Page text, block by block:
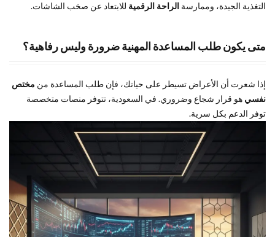
التغذية الجيدة، وممارسة الراحة الرقمية للابتعاد عن صخب الشاشات.
متى يكون طلب المساعدة المهنية ضرورة وليس رفاهية؟
إذا شعرت أن الأعراض تسيطر على حياتك، فإن طلب المساعدة من مختص
نفسي هو قرار شجاع وضروري. في السعودية، تتوفر منصات متخصصة
توفر الدعم بكل سرية.